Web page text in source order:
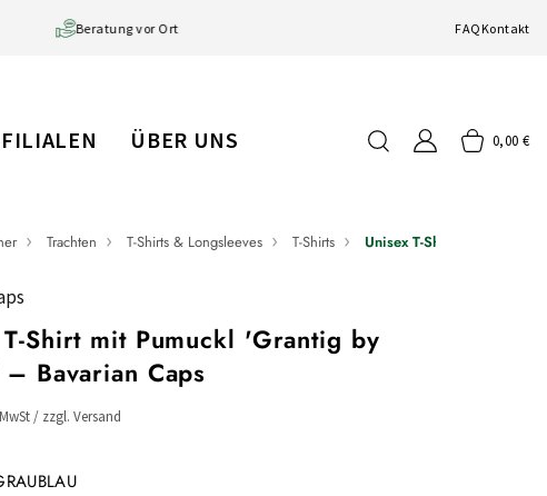
Beratung vor Ort FAQ Kontakt
FILIALEN ÜBER UNS 0,00 €
Trachten T-Shirts & Longsleeves T-Shirts Unisex T-Shirt mit
Shirt mit Pumuckl 'Grantig by
Bavarian Caps
/ zzgl. Versand